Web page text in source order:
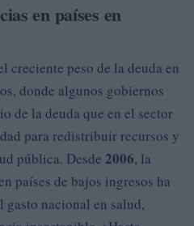
en países en
creciente peso de la deuda en
donde algunos gobiernos
de la deuda que en el sector
para redistribuir recursos y
pública. Desde 2006, la
países de bajos ingresos ha
gasto nacional en salud,